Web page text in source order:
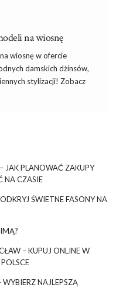
na wiosnę
wiosnę w ofercie
damskich dżinsów,
stylizacji! Zobacz
rodzaj
na całym świecie.
pojawiły się w
takie samo! Fason
się na sam
je prawie wszyscy, ale to
najmodniejszych …
JAK PLANOWAĆ ZAKUPY
NA CZASIE
ŚWIETNE FASONY NA
– KUPUJ ONLINE W
NAJLEPSZĄ